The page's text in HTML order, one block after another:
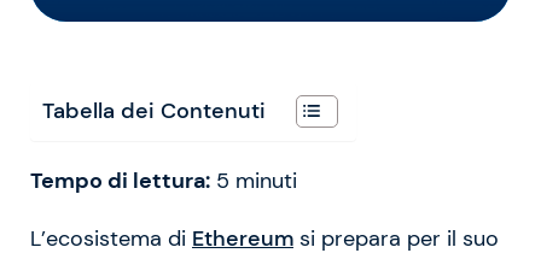
Tabella dei Contenuti
Tempo di lettura: 5 minuti
L’ecosistema di Ethereum si prepara per il suo